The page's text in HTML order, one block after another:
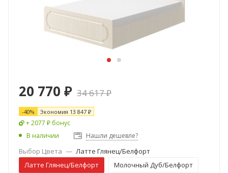
20 770 ₽ 34 617₽
-40% Экономия 13 847 ₽
+ 2077 ₽ бонус
В наличии
Нашли дешевле?
Выбор Цвета — Латте Глянец/Белфорт
Латте Глянец/Белфорт
Молочный Дуб/Белфорт